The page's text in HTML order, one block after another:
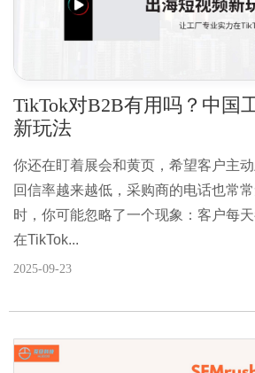
TikTok对B2B有用吗？中国
新玩法
你还在盯着展会和黄页，希望客户主
回信率越来越低，采购商的电话也常
时，你可能忽略了一个现象：客户每
在TikTok...
2025-09-23